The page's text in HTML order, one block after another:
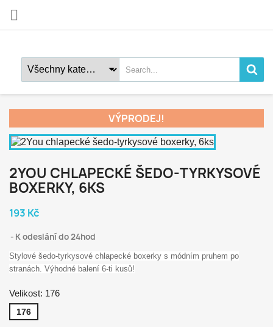

VÝPRODEJ!
2YOU CHLAPECKÉ ŠEDO-TYRKYSOVÉ
BOXERKY, 6KS
193 Kč
K odeslání do 24hod
Stylové šedo-tyrkysové chlapecké boxerky s módním pruhem po
stranách. Výhodné balení 6-ti kusů!
Velikost: 176
176